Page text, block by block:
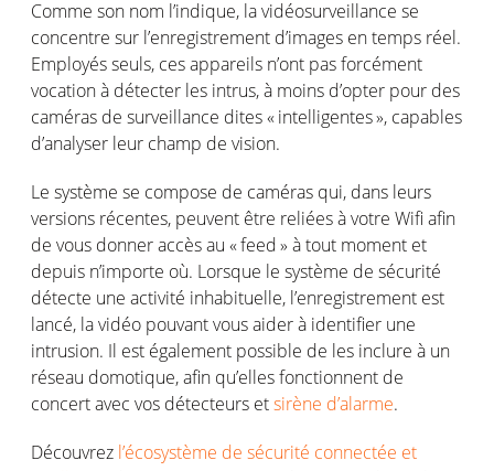
Comme son nom l’indique, lavidéosurveillance se
concentre sur l’enregistrement d’images entemps réel.
Employésseuls, cesappareils n’ont pasforcément
vocation à détecter les intrus, à moins d’opter pour des
caméras de surveillance dites«intelligentes», capables
d’analyser leur champ de vision.
Le système se compose de caméras qui, dans leurs
versions récentes, peuvent être reliéesàvotre Wif afin
de vous donneraccèsau «feed» à tout moment et
depuis n’importe où. Lorsque le système de sécurité
détecte une activité inhabituelle, l’enregistrement est
lancé, lavidéo pouvantvousaider à identifier une
intrusion. Il est également possible de les inclure à un
réseau domotique,afin qu’ellesfonctionnent de
concert avec vos détecteurs etsirène d’alarme.
Découvrez l’écosystème de sécurité connectée et